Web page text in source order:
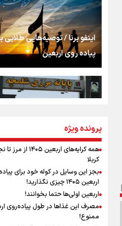
اشک
جمله‌ای که بغض
را شکست؛ «آهای مردم،
تهران رفتند»
سه حسرتی که به
نگاه تمدنی رهبر
فضای مجازی
رابطه کارگر و کارفرما
اینفو برنا / توصیه‌هایی طلایی
پیاده روی اربعین
اینفو برنا / جدول کامل فاصله
شلمچه تا شهرهای زیارتی عراق
اینفو برنا/ میزان مالیات بر ارزش
پرونده ویژه
همه کرایه‌های اربعین ۱۴۰۵
کربلا
بجز این وسایل در کوله خود برای
اربعین ۱۴۰۵ چیزی نگذارید!
اربعین اولی‌ها حتما بخوانند!
مصرف این غذاها در طول پیاده‌روی
ممنوع!